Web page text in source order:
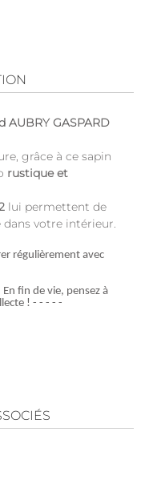
AUBRY GASPARD
grâce à ce sapin
rustique et
lui permettent de
votre intérieur.
régulièrement avec
En fin de vie, pensez à
! - - - - -